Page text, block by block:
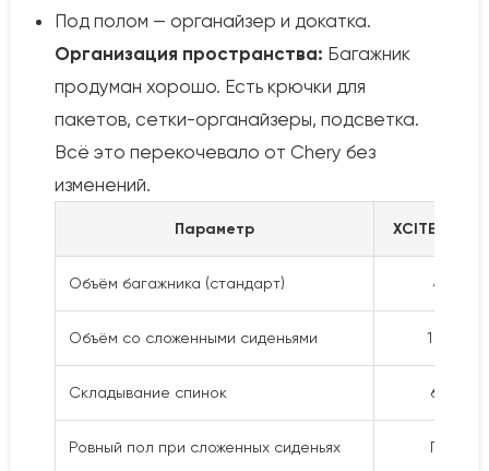
Под полом — органайзер и докатка.
Организация пространства: Багажник
продуман хорошо. Есть крючки для
пакетов, сетки-органайзеры, подсветка.
Всё это перекочевало от Chery без
изменений.
Параметр XCITE X-
Объём багажника (стандарт) 475 л
Объём со сложенными сиденьями 1 500 л
Складывание спинок 60/40
Ровный пол при сложенных сиденьях Почти